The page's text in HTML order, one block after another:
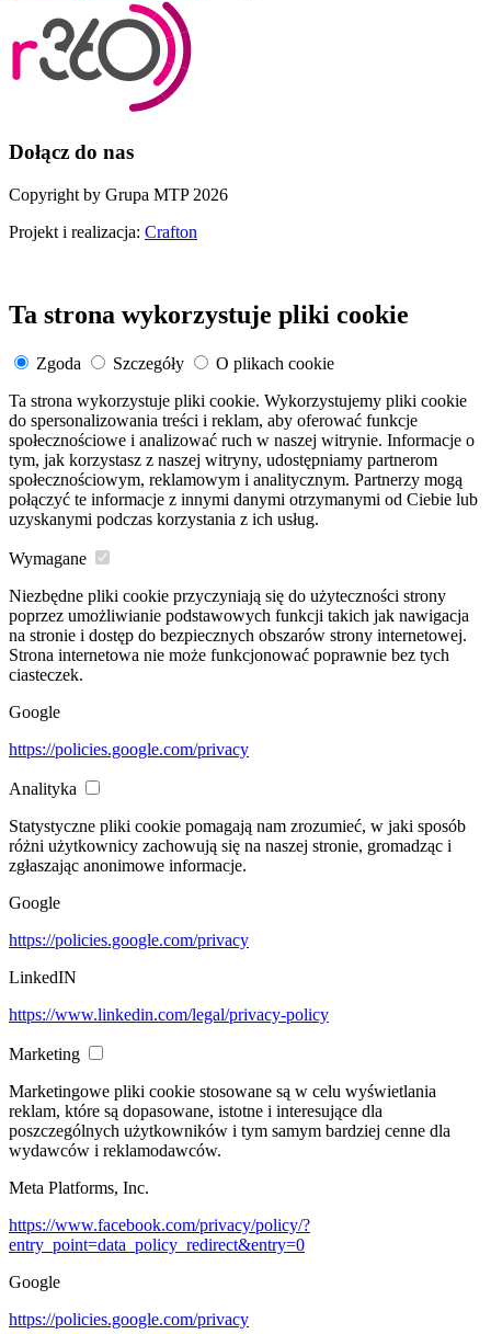
Dołącz do nas
Copyright by Grupa MTP 2026
Projekt i realizacja: Crafton
Ta strona wykorzystuje pliki cookie
Zgoda Szczegóły
O plikach cookie
Ta strona wykorzystuje pliki cookie. Wykorzystujemy pliki cookie
do spersonalizowania treści i reklam, aby oferować funkcje
społecznościowe i analizować ruch w naszej witrynie. Informacje o
tym, jak korzystasz z naszej witryny, udostępniamy partnerom
społecznościowym, reklamowym i analitycznym. Partnerzy mogą
połączyć te informacje z innymi danymi otrzymanymi od Ciebie lub
uzyskanymi podczas korzystania z ich usług.
Wymagane
Niezbędne pliki cookie przyczyniają się do użyteczności strony
poprzez umożliwianie podstawowych funkcji takich jak nawigacja
na stronie i dostęp do bezpiecznych obszarów strony internetowej.
Strona internetowa nie może funkcjonować poprawnie bez tych
ciasteczek.
Google
https://policies.google.com/privacy
Analityka
Statystyczne pliki cookie pomagają nam zrozumieć, w jaki sposób
różni użytkownicy zachowują się na naszej stronie, gromadząc i
zgłaszając anonimowe informacje.
Google
https://policies.google.com/privacy
LinkedIN
https://www.linkedin.com/legal/privacy-policy
Marketing
Marketingowe pliki cookie stosowane są w celu wyświetlania
reklam, które są dopasowane, istotne i interesujące dla
poszczególnych użytkowników i tym samym bardziej cenne dla
wydawców i reklamodawców.
Meta Platforms, Inc.
https://www.facebook.com/privacy/policy/?
entry_point=data_policy_redirect&entry=0
Google
https://policies.google.com/privacy